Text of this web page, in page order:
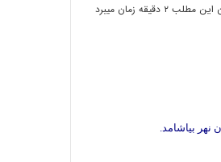
۲ دقیقه زمان میبرد
بياشامد.